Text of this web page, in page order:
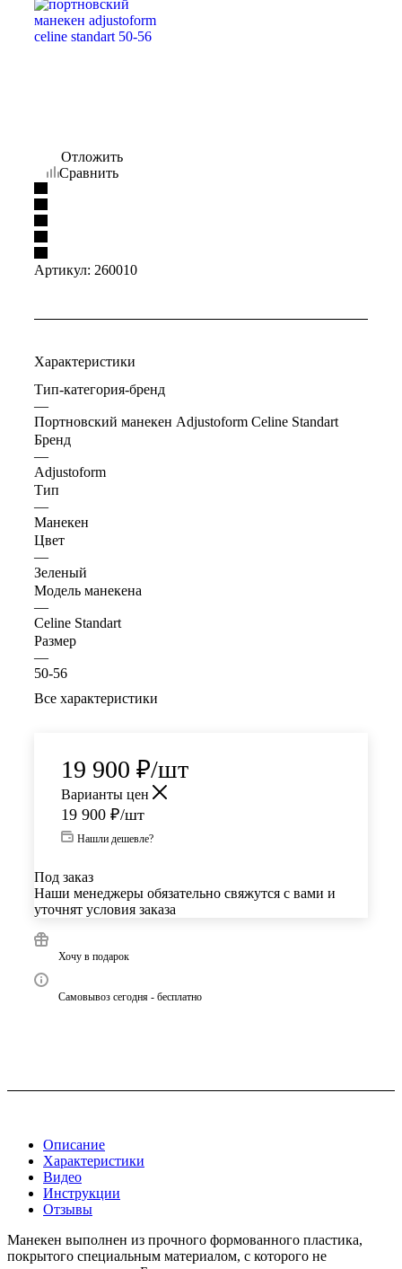
Отложить
Сравнить
Артикул: 260010
Характеристики
Тип-категория-бренд
—
Портновский манекен Adjustoform Celine Standart
Бренд
—
Adjustoform
Тип
—
Манекен
Цвет
—
Зеленый
Модель манекена
—
Celine Standart
Размер
—
50-56
Все характеристики
19 900 ₽/шт
Варианты цен
19 900 ₽/шт
Нашли дешевле?
Под заказ
Наши менеджеры обязательно свяжутся с вами и
уточнят условия заказа
Хочу в подарок
Самовывоз сегодня - бесплатно
Описание
Характеристики
Видео
Инструкции
Отзывы
Манекен выполнен из прочного формованного пластика,
покрытого специальным материалом, с которого не